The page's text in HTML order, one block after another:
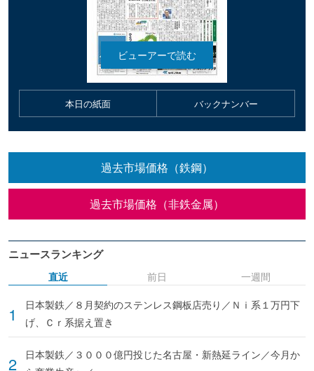
本日の紙面 バックナンバー
過去市場価格（鉄鋼）
過去市場価格（非鉄金属）
ニュースランキング
直近
日本製鉄／８月契約のステンレス鋼板店売り／Ｎｉ系１万円下
げ、Ｃｒ系据え置き
日本製鉄／３０００億円投じた名古屋・新熱延ライン／今月か
前日 一週間